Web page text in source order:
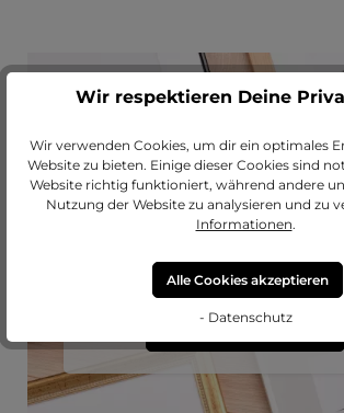
Passendes
MeinLieblingsrahmen.
Wir respektieren Deine
Wir verwenden Cookies, um dir ein optimales
Website zu bieten. Einige dieser Cookies sind
Website richtig funktioniert, während andere
Nutzung der Website zu analysieren und zu
Informationen.
Alle Cookies akzeptieren
- Datenschutz